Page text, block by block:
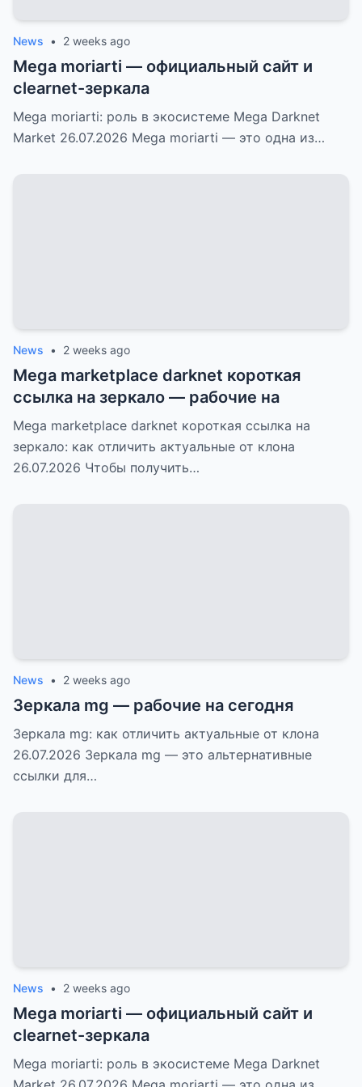
News • 2 weeks ago
Mega moriarti — официальный сайт и
clearnet-зеркала
Mega moriarti: роль в экосистеме Mega Darknet
Market 26.07.2026 Mega moriarti — это одна из…
News • 2 weeks ago
Mega marketplace darknet короткая
ссылка на зеркало — рабочие на
Mega marketplace darknet короткая ссылка на
зеркало: как отличить актуальные от клона
26.07.2026 Чтобы получить…
News • 2 weeks ago
Зеркала mg — рабочие на сегодня
Зеркала mg: как отличить актуальные от клона
26.07.2026 Зеркала mg — это альтернативные
ссылки для…
News • 2 weeks ago
Mega moriarti — официальный сайт и
clearnet-зеркала
Mega moriarti: роль в экосистеме Mega Darknet